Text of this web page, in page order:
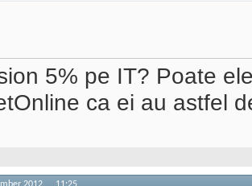
5% pe IT? Poate
ca ei au astfel